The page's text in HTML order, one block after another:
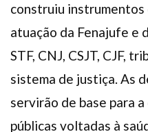
construiu
atuação da Fenajufe e
STF, CNJ, CSJT, CJF,
sistema de justiça. As
servirão de base para
públicas voltadas à